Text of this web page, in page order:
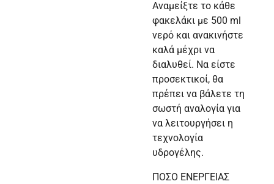
Αναμείξτε το κάθε
φακελάκι με 500 ml
νερό και ανακινήστε
καλά μέχρι να
διαλυθεί. Να είστε
προσεκτικοί, θα
πρέπει να βάλετε τη
σωστή αναλογία για
να λειτουργήσει η
τεχνολογία
υδρογέλης.
ΠΟΣΟ ΕΝΕΡΓΕΙΑΣ